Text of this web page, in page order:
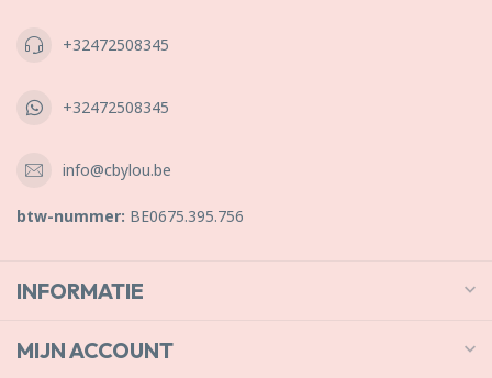
+32472508345
+32472508345
info@cbylou.be
btw-nummer: BE0675.395.756
INFORMATIE
MIJN ACCOUNT